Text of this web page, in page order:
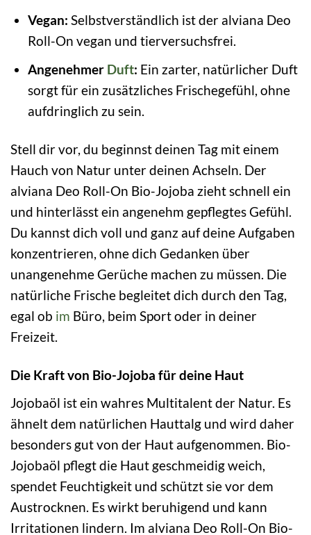
Vegan: Selbstverständlich ist der alviana Deo
Roll-On vegan und tierversuchsfrei.
Angenehmer Duft: Ein zarter, natürlicher Duft
sorgt für ein zusätzliches Frischegefühl, ohne
aufdringlich zu sein.
Stell dir vor, du beginnst deinen Tag mit einem
Hauch von Natur unter deinen Achseln. Der
alviana Deo Roll-On Bio-Jojoba zieht schnell ein
und hinterlässt ein angenehm gepflegtes Gefühl.
Du kannst dich voll und ganz auf deine Aufgaben
konzentrieren, ohne dich Gedanken über
unangenehme Gerüche machen zu müssen. Die
natürliche Frische begleitet dich durch den Tag,
egal ob im Büro, beim Sport oder in deiner
Freizeit.
Die Kraft von Bio-Jojoba für deine Haut
Jojobaöl ist ein wahres Multitalent der Natur. Es
ähnelt dem natürlichen Hauttalg und wird daher
besonders gut von der Haut aufgenommen. Bio-
Jojobaöl pflegt die Haut geschmeidig weich,
spendet Feuchtigkeit und schützt sie vor dem
Austrocknen. Es wirkt beruhigend und kann
Irritationen lindern. Im alviana Deo Roll-On Bio-